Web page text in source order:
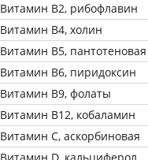
Витамин В2, рибофлавин
Витамин В4, холин
Витамин В5, пантотеновая
Витамин В6, пиридоксин
Витамин В9, фолаты
Витамин В12, кобаламин
Витамин C, аскорбиновая